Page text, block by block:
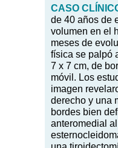
CASO
de 40 años de
volumen en el
meses de
física se palpó
7 x 7 cm, de
móvil. Los
imagen
derecho y una
bordes bien
anteromedial